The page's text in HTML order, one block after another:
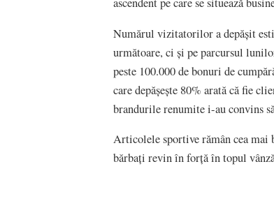
Numărul vizitatorilor a depășit
următoare, ci și pe parcursul
peste 100.000 de bonuri de
care depășește 80% arată că fie
brandurile renumite i-au convins
Articolele sportive rămân cea mai
bărbați revin în forță în topul